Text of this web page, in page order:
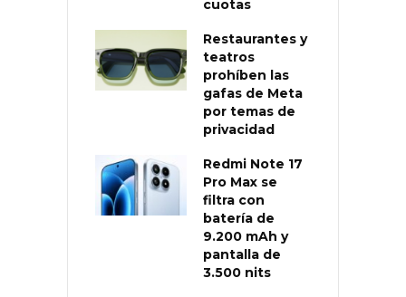
cuotas
Restaurantes y
teatros
prohíben las
gafas de Meta
por temas de
privacidad
Redmi Note 17
Pro Max se
filtra con
batería de
9.200 mAh y
pantalla de
3.500 nits